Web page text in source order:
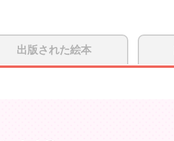
出版された絵本